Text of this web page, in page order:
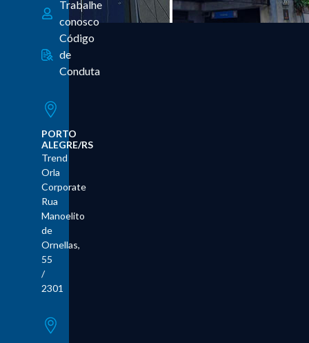
Trabalhe
conosco
Código
de
Conduta
PORTO
ALEGRE/RS
Trend
Orla
Corporate
Rua
Manoelito
de
Ornellas,
55
/
2301